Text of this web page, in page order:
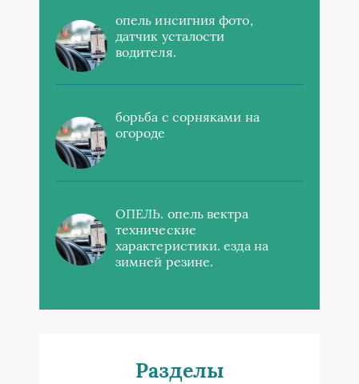
опель инсигния фото,
датчик усталости
водителя.
борьба с сорняками на
огороде
ОПЕЛЬ. опель вектра
технические
характеристики. езда на
зимней резине.
Разделы